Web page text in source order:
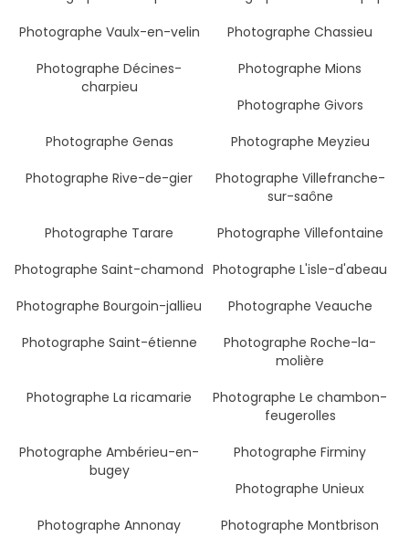
Photographe Vaulx-en-velin
Photographe Chassieu
Photographe Décines-
charpieu
Photographe Mions
Photographe Givors
Photographe Genas
Photographe Meyzieu
Photographe Rive-de-gier
Photographe Villefranche-
sur-saône
Photographe Tarare
Photographe Villefontaine
Photographe Saint-chamond Photographe L'isle-d'abeau
Photographe Bourgoin-jallieu
Photographe Veauche
Photographe Saint-étienne
Photographe Roche-la-
molière
Photographe La ricamarie
Photographe Le chambon-
feugerolles
Photographe Ambérieu-en-
bugey
Photographe Firminy
Photographe Unieux
Photographe Annonay
Photographe Montbrison